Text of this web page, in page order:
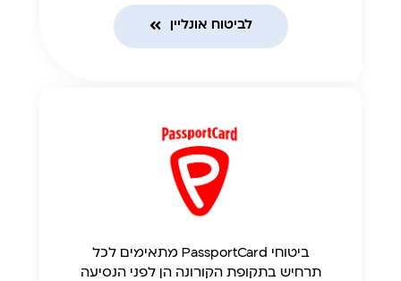
לביטוח אונליין
ביטוחי PassportCard מתאימים לכל
תרחיש בתקופת הקורונה הן לפני הנסיעה